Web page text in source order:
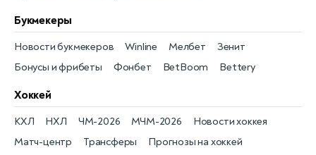
Букмекеры
Бонусы и фрибеты
Новости букмекеров
Фонбет
Winline
BetBoom
Мелбет
Bettery
Зенит
Хоккей
Новости хоккея
КХЛ
Матч-центр
НХЛ
Трансферы
ЧМ-2026
Прогнозы на хоккей
МЧМ-2026